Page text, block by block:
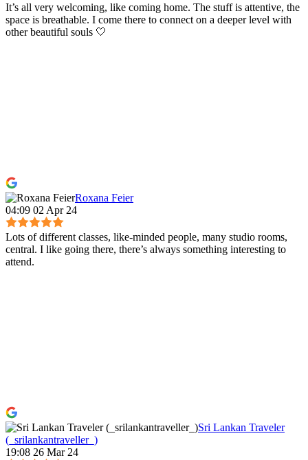
It’s all very welcoming, like coming home. The stuff is attentive, the
space is breathable. I come there to connect on a deeper level with
other beautiful souls 🤍
Roxana Feier
04:09 02 Apr 24
Lots of different classes, like-minded people, many studio rooms,
central. I like going there, there’s always something interesting to
attend.
Sri Lankan Traveler
(_srilankantraveller_)
19:08 26 Mar 24